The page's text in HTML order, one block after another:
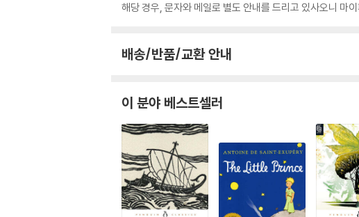
해당 경우, 문자와 메일로 별도 안내를 드리고 있사오니 마
배송/반품/교환 안내
이 분야 베스트셀러